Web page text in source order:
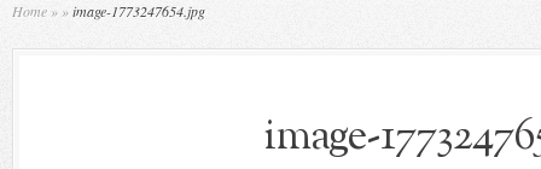
Home » »image-1773247654.jpg
image-